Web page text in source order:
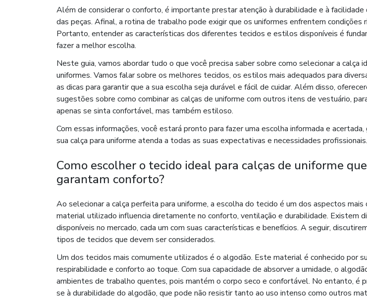
Além de considerar o conforto, é importante prestar atenção à durabilidade e à facilidade
das peças. Afinal, a rotina de trabalho pode exigir que os uniformes enfrentem condições
Portanto, entender as características dos diferentes tecidos e estilos disponíveis é
fazer a melhor escolha.
Neste guia, vamos abordar tudo o que você precisa saber sobre como selecionar a calça
uniformes. Vamos falar sobre os melhores tecidos, os estilos mais adequados para
as dicas para garantir que a sua escolha seja durável e fácil de cuidar. Além disso,
sugestões sobre como combinar as calças de uniforme com outros itens de vestuário,
apenas se sinta confortável, mas também estiloso.
Com essas informações, você estará pronto para fazer uma escolha informada e acertada,
sua calça para uniforme atenda a todas as suas expectativas e necessidades profissionais.
Como escolher o tecido ideal para calças de uniforme que
garantam conforto?
Ao selecionar a calça perfeita para uniforme, a escolha do tecido é um dos aspectos mais
material utilizado influencia diretamente no conforto, ventilação e durabilidade. Existem
disponíveis no mercado, cada um com suas características e benefícios. A seguir,
tipos de tecidos que devem ser considerados.
Um dos tecidos mais comumente utilizados é o algodão. Este material é conhecido por
respirabilidade e conforto ao toque. Com sua capacidade de absorver a umidade, o
ambientes de trabalho quentes, pois mantém o corpo seco e confortável. No entanto, é
se à durabilidade do algodão, que pode não resistir tanto ao uso intenso como outros